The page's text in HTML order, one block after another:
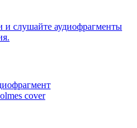
и слушайте аудиофрагменты